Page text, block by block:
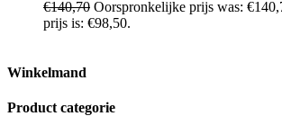
€140,70 Oorspronkelijke prijs was:
prijs is: €98,50.
Winkelmand
Product categorie